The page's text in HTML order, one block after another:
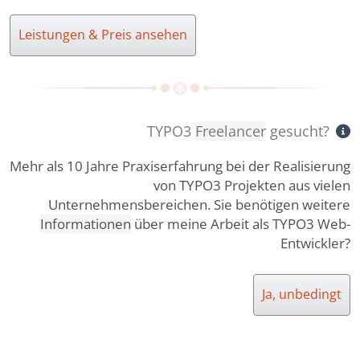
Leistungen & Preis ansehen
TYPO3 Freelancer gesucht?
Mehr als 10 Jahre Praxiserfahrung bei der Realisierung
von TYPO3 Projekten aus vielen
Unternehmensbereichen. Sie benötigen weitere
Informationen über meine Arbeit als TYPO3 Web-
Entwickler?
Ja, unbedingt